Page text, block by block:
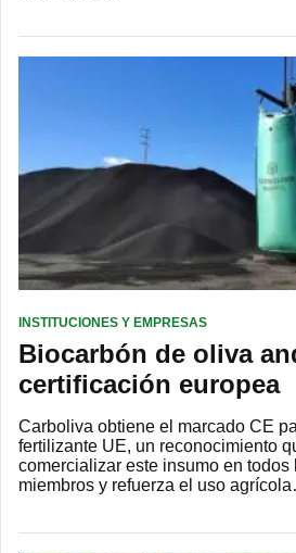
INSTITUCIONES Y EMPRESAS
Biocarbón de oliva
certificación europea
Carboliva obtiene el marcado CE
fertilizante UE, un reconocimiento
comercializar este insumo en todos
miembros y refuerza el uso